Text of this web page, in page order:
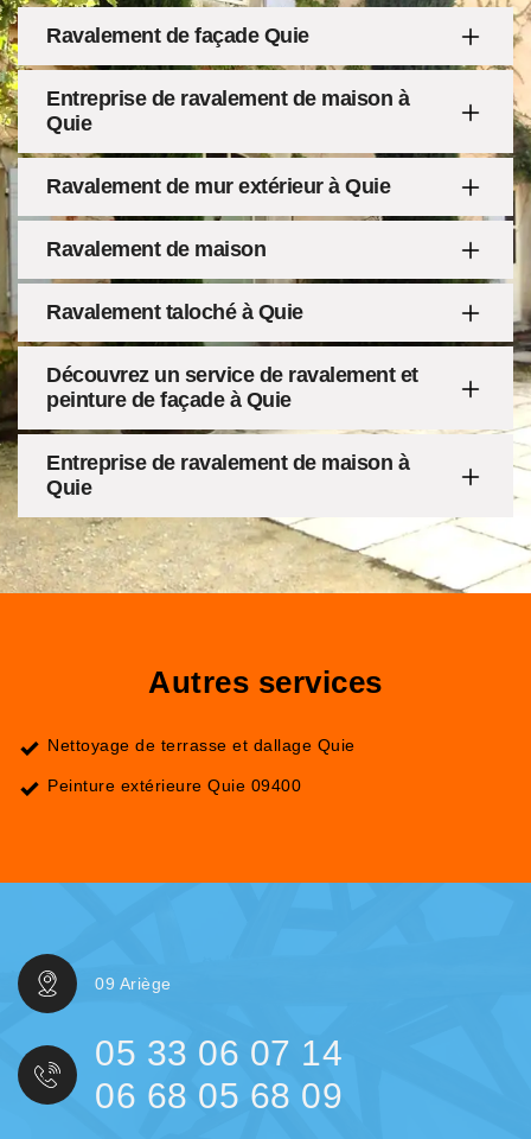
Ravalement de façade Quie
Entreprise de ravalement de maison à
Quie
Ravalement de mur extérieur à Quie
Ravalement de maison
Ravalement taloché à Quie
Découvrez un service de ravalement et
peinture de façade à Quie
Entreprise de ravalement de maison à
Quie
Autres services
Nettoyage de terrasse et dallage Quie
Peinture extérieure Quie 09400
09 Ariège
05 33 06 07 14
06 68 05 68 09